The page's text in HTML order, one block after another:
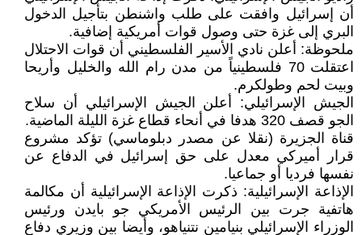
أن إسرائيل وافقت على طلب واشنطن بتأجيل الدخول
البري إلى غزة حتى وصول قوات أمريكية إضافية.
ملحوظة: أعلن نادي الأسير الفلسطيني أن قوات الاحتلال
اعتقلت 70 فلسطينياً من مدن رام الله والخليل وأريحا
وبيت لحم وطولكرم.
الجيش الإسرائيلي: أعلن الجيش الإسرائيلي أن سلاح
الجو قصف 320 هدفا في أنحاء قطاع غزة الليلة الماضية.
قناة الجزيرة (نقلا عن مصدر دبلوماسي) تؤكد مشروع
قرار أميركي معدل على حق إسرائيل في الدفاع عن
نفسها فرديا أو جماعيا.
الإذاعة الإسرائيلية: ذكرت الإذاعة الإسرائيلية أن مكالمة
هاتفية جرت بين الرئيس الأمريكي جو بايدن ورئيس
الوزراء الإسرائيلي بنيامين نتنياهو، وأيضا بين وزيري دفاع